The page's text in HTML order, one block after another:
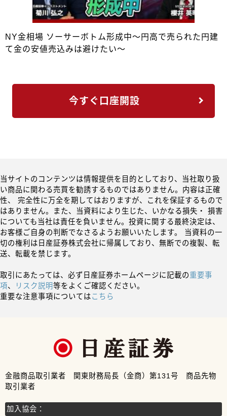
NY金相場 ソーサーボトム形成中～円高で売られた円建
て金の安値売込みは避けたい～
今すぐ口座開設
当サイトのコンテンツは情報提供を目的としており、当社取り扱
い商品に関わる売買を勧誘するものではありません。内容は正確
性、 完全性に万全を期してはおりますが、これを保証するもので
はありません。また、当資料により生じた、いかなる損失・ 損害
についても当社は責任を負いません。投資に関する最終決定は、
お客様ご自身の判断でなさるようお願いいたします。 当資料の一
切の権利は日産証券株式会社に帰属しており、無断での複製、転
送、転載を禁じます。
取引にあたっては、必ず日産証券ホームページに記載の重要事
項、 リスク説明等をよくご確認ください。
重要な注意事項についてはこちら
金融商品取引業者 関東財務局長（金商）第131号 商品先物
取引業者
加入協会：